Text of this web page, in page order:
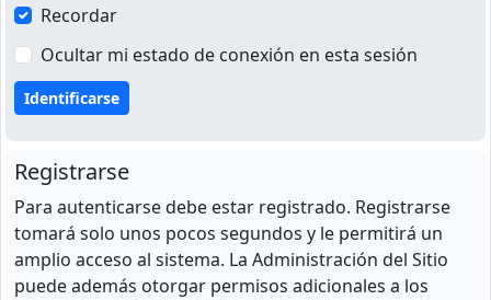
Recordar
Ocultar mi estado de conexión en esta sesión
Registrarse
Para autenticarse debe estar registrado. Registrarse
tomará solo unos pocos segundos y le permitirá un
amplio acceso al sistema. La Administración del Sitio
puede además otorgar permisos adicionales a los